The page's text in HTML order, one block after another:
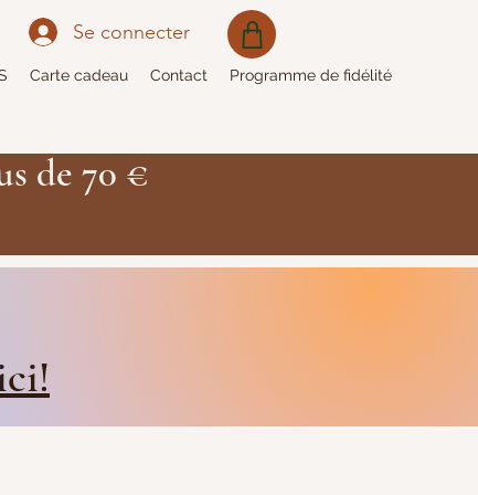
Carte cadeau Contact Programme de fidélité
Se connecter
de 70 €